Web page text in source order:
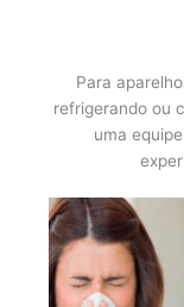
Para
refrigerando ou
uma